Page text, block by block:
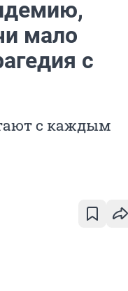
мало
с
с каждым